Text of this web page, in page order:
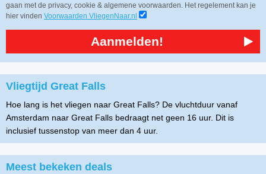
gaan met de privacy, cookie & algemene voorwaarden. Het regelement kan je
hier vinden Voorwaarden VliegenNaar.nl
Aanmelden!
Vliegtijd Great Falls
Hoe lang is het vliegen naar Great Falls? De vluchtduur vanaf
Amsterdam naar Great Falls bedraagt net geen 16 uur. Dit is
inclusief tussenstop van meer dan 4 uur.
Meest bekeken deals